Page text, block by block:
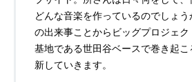
どんな音楽を作っているのでしょ
の出来事ことからビッグプロジェ
基地である世田谷ベースで巻き起
新していきます。